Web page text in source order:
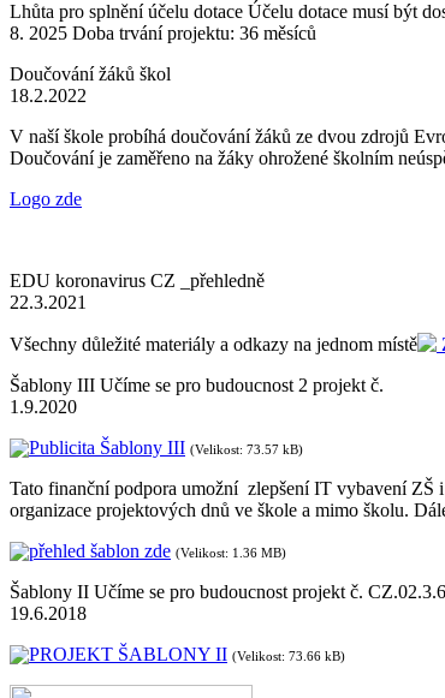
Lhůta pro splnění účelu dotace Účelu dotace musí být
8. 2025 Doba trvání projektu: 36 měsíců
Doučování žáků škol
18.2.2022
V naší škole probíhá doučování žáků ze dvou zdrojů
Doučování je zaměřeno na žáky ohrožené školním
Logo zde
EDU koronavirus CZ _přehledně
22.3.2021
Všechny důležité materiály a odkazy na jednom místě
Šablony III Učíme se pro budoucnost 2 projekt č.
1.9.2020
Publicita Šablony III (Velikost: 73.57 kB)
Tato finanční podpora umožní zlepšení IT vybavení ZŠ
organizace projektových dnů ve škole a mimo školu.
přehled šablon zde (Velikost: 1.36 MB)
Šablony II Učíme se pro budoucnost projekt č.
19.6.2018
PROJEKT ŠABLONY II (Velikost: 73.66 kB)